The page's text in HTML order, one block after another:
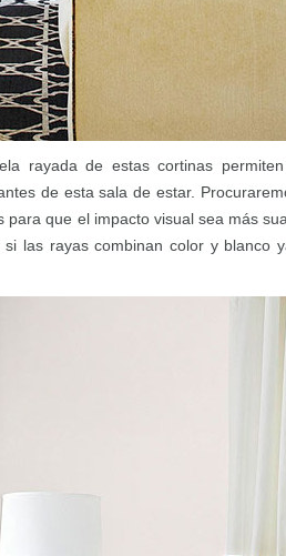
rayada de estas cortinas
de esta sala de estar.
que el impacto visual sea más
las rayas combinan color y blanco